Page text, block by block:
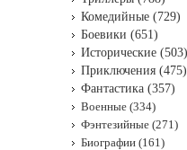
Комедийные (729)
Боевики (651)
Исторические (503)
Приключения (475)
Фантастика (357)
Военные (334)
Фэнтезийные (271)
Биографии (161)